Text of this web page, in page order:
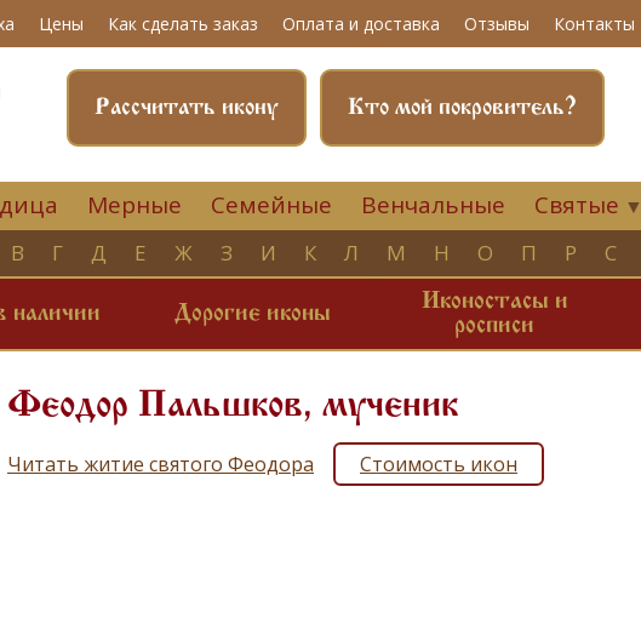
Цены Как сделать заказ Оплата и доставка Отзывы Контакты
Кто мой покровитель?
Рассчитать икону
Мерные Семейные Венчальные Святые ▼
В Г Д Е Ж З И К Л М Н О П Р С
наличии Дорогие иконы
Иконостасы и
росписи
Феодор Пальшков, мученик
Читать житие святого Феодора Стоимость икон